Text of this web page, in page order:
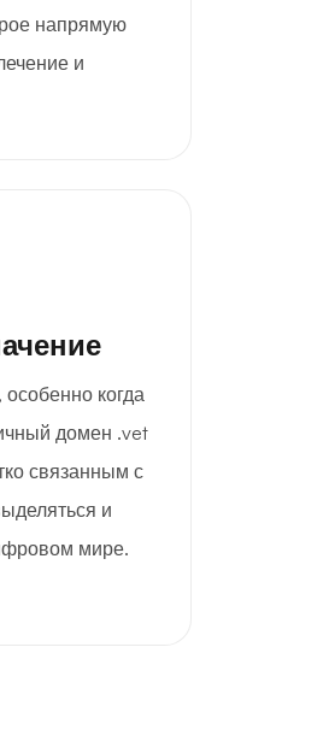
напрямую
и
когда
домен .vet
связанным с
и
мире.